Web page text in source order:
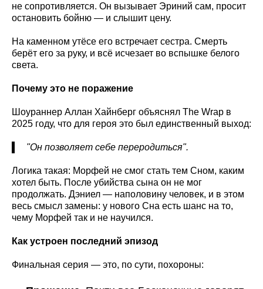
не сопротивляется. Он вызывает Эриний сам, просит
остановить бойню — и слышит цену.
На каменном утёсе его встречает сестра. Смерть
берёт его за руку, и всё исчезает во вспышке белого
света.
Почему это не поражение
Шоураннер Аллан Хайнберг объяснял The Wrap в
2025 году, что для героя это был единственный выход:
"Он позволяет себе переродиться".
Логика такая: Морфей не смог стать тем Сном, каким
хотел быть. После убийства сына он не мог
продолжать. Дэниел — наполовину человек, и в этом
весь смысл замены: у нового Сна есть шанс на то,
чему Морфей так и не научился.
Как устроен последний эпизод
Финальная серия — это, по сути, похороны: